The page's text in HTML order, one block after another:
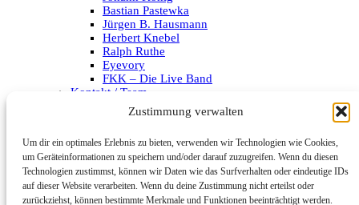
Zustimmung verwalten
Um dir ein optimales Erlebnis zu bieten, verwenden wir Technologien wie Cookies,
um Geräteinformationen zu speichern und/oder darauf zuzugreifen. Wenn du diesen
Technologien zustimmst, können wir Daten wie das Surfverhalten oder eindeutige IDs
auf dieser Website verarbeiten. Wenn du deine Zustimmung nicht erteilst oder
zurückziehst, können bestimmte Merkmale und Funktionen beeinträchtigt werden.
Bastian Pastewka
Jürgen B. Hausmann
Herbert Knebel
Ralph Ruthe
Eyevory
FKK – Die Live Band
Kontakt / Team
Datenschutzerklärung
Archiv
Kategorien